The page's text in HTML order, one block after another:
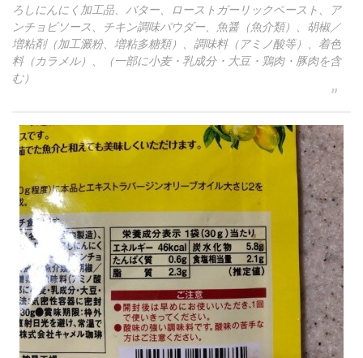
ろしにんにく加工品、バター、ローストガーリックペースト、ア
ンチョビソース、チキン調味パウダー、魚醤（魚介類）、胡椒／
増粘剤（加工澱粉、増粘多糖類）、調味料（アミノ酸等）、着色
料（カラメル）、（一部に小麦・乳成分・大豆・鶏肉・豚肉を含
む）